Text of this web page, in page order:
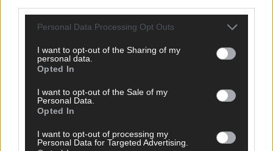
Personal Data Processing Opt Outs
I want to opt-out of the Sharing of my
personal data.
Opted In
I want to opt-out of the Sale of my
Personal Data.
Opted In
I want to opt-out of processing my
Personal Data for Targeted Advertising.
MEDIATHEK
The Voice of Germany: „Krass!“ Nico Klemm haut die
Coaches mit „Homicide“ von Logic feat. Eminem um
The Voice Kids: Wincent ist der größte Clown: „Ihr